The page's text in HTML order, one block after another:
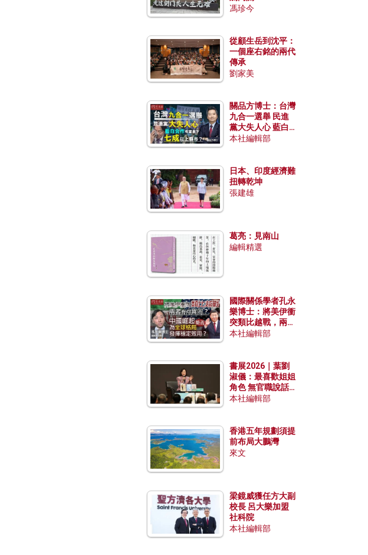
馮珍今
從顧生岳到沈平：
一個座右銘的兩代
傳承
劉家美
關品方博士：台灣
九合一選舉 民進
黨大失人心 藍白
合作有望拿下七成
本社編輯部
日本、印度經濟難
扭轉乾坤
張建雄
葛亮：見南山
編輯精選
國際關係學者孔永
樂博士：將美伊衝
突類比越戰，兩者
有何異同？中國崛
本社編輯部
書展2026｜葉劉
淑儀：最喜歡姐姐
角色 無官職說話
包袱少
本社編輯部
香港五年規劃須提
前布局大鵬灣
來文
梁鏡威獲任方大副
校長 呂大樂加盟
社科院
本社編輯部